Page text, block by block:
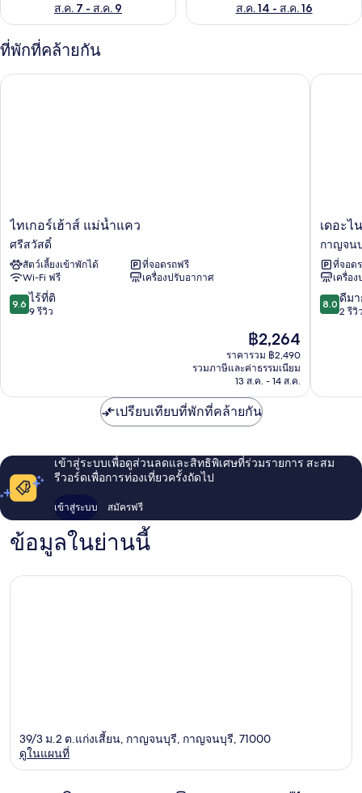
ส.ค. 7 - ส.ค. 9
ส.ค. 14 - ส.ค. 16
ที่พักที่คล้ายกัน
ไท
เก
อร์
เฮ้าส์
แม่น้ำ
แคว
ศรีสวัสดิ์
ไทเกอร์เฮ้าส์ แม่น้ำแคว
ศรีสวัสดิ์
สัตว์เลี้ยงเข้าพักได้
ที่จอดรถฟรี
Wi-Fi ฟรี
เครื่องปรับอากาศ
9.6
จาก
รีวิว
9.6 ไร้ที่ติ
9 รีวิว
ราคา
ปัจจุบัน
คือ
฿2,264
฿2,264
ราคารวม ฿2,490
รวมภาษีและค่าธรรมเนียม
13 ส.ค. - 14 ส.ค.
ไทเกอร์เฮ้าส์ แม่น้ำแคว
เดอะ
เบด
แอนด์
เรส
เต
อร
เดอะไ
กาญจน
ที่จอด
เครื่อ
8.0
จาก
8.0 ดีม
2 รีวิ
เดอะไน
เปรียบเทียบที่พักที่คล้ายกัน
เข้าสู่ระบบเพื่อดูส่วนลดและสิทธิพิเศษที่ร่วมรายการ สะสม
รีวอร์ดเพื่อการท่องเที่ยวครั้งถัดไป
เข้าสู่ระบบ สมัครฟรี
ข้อมูลในย่านนี้
39/3 ม.2 ต.แก่งเสี้ยน, กาญจนบุรี, กาญจนบุรี, 71000
ดูในแผนที่